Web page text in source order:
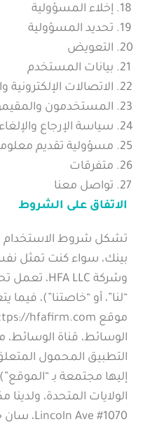
إخلاء المسؤولية
تحديد المسؤولية
التعويض
بيانات المستخدم
الاتصالات
المستخدمون
سياسة الإرجاع
مسؤولية تقديم
متفرقات
تواصل معنا
الاتفاق على الشروط
تشكل شروط الاستخدام
بينك، سواء كنت تمثل
“لنا”، أو “خاصتنا”)،
الوسائط، قناة
التطبيق المحمول
إليها مجتمعة بـ